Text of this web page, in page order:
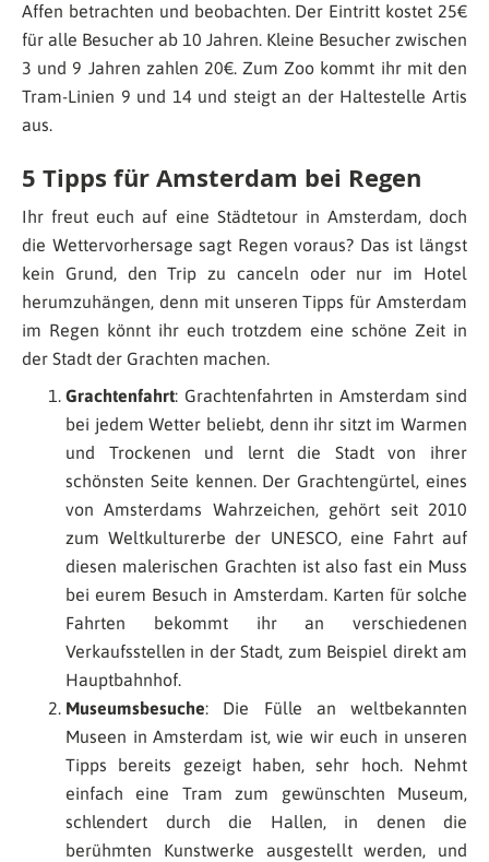
Affen betrachten und beobachten. Der Eintritt kostet 25€
für alle Besucher ab 10 Jahren. Kleine Besucher zwischen
3 und 9 Jahren zahlen 20€. Zum Zoo kommt ihr mit den
Tram-Linien 9 und 14 und steigt an der Haltestelle Artis
aus.
5 Tipps für Amsterdam bei Regen
Ihr freut euch auf eine Städtetour in Amsterdam, doch
die Wettervorhersage sagt Regen voraus? Das ist längst
kein Grund, den Trip zu canceln oder nur im Hotel
herumzuhängen, denn mit unseren Tipps für Amsterdam
im Regen könnt ihr euch trotzdem eine schöne Zeit in
der Stadt der Grachten machen.
Grachtenfahrt: Grachtenfahrten in Amsterdam sind
bei jedem Wetter beliebt, denn ihr sitzt im Warmen
und Trockenen und lernt die Stadt von ihrer
schönsten Seite kennen. Der Grachtengürtel, eines
von Amsterdams Wahrzeichen, gehört seit 2010
zum Weltkulturerbe der UNESCO, eine Fahrt auf
diesen malerischen Grachten ist also fast ein Muss
bei eurem Besuch in Amsterdam. Karten für solche
Fahrten bekommt ihr an verschiedenen
Verkaufsstellen in der Stadt, zum Beispiel direkt am
Hauptbahnhof.
Museumsbesuche: Die Fülle an weltbekannten
Museen in Amsterdam ist, wie wir euch in unseren
Tipps bereits gezeigt haben, sehr hoch. Nehmt
einfach eine Tram zum gewünschten Museum,
schlendert durch die Hallen, in denen die
berühmten Kunstwerke ausgestellt werden, und